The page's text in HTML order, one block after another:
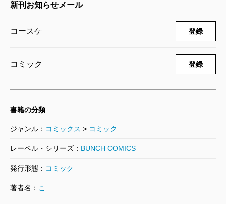
814円
814円
GANGSTA. 4巻【限定版】
新刊お知らせメール
コースケ 登録
コミック 登録
書籍の分類
ジャンル： コミックス > コミック
レーベル・シリーズ： BUNCH COMICS
発行形態： コミック
著者名： こ